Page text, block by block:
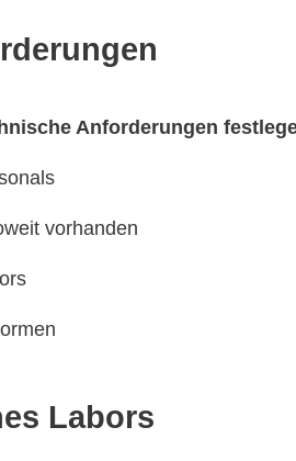
Anforderungen
vorhanden
Labors